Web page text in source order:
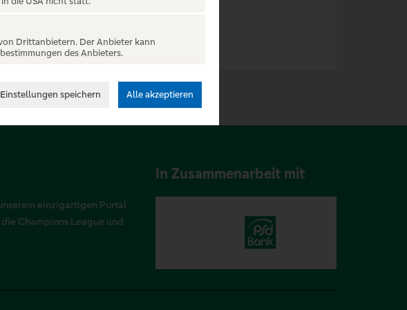
einzigartigen Portal
Champions League und
In Zusammenarbeit mit
Drittanbietern. Der Anbieter kann
des Anbieters.
Einstellungen speichern Alle akzeptieren